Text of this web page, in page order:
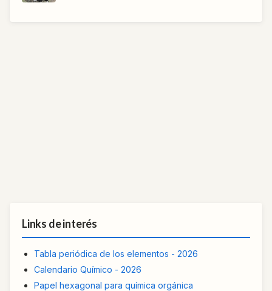
Links de interés
Tabla periódica de los elementos - 2026
Calendario Químico - 2026
Papel hexagonal para química orgánica